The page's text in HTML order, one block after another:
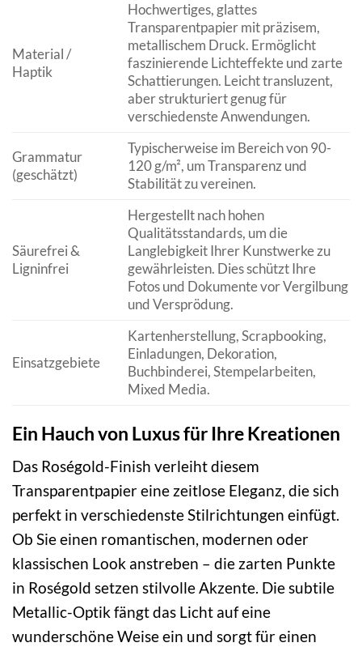
Material /
Haptik
Hochwertiges, glattes
Transparentpapier mit präzisem,
metallischem Druck. Ermöglicht
faszinierende Lichteffekte und zarte
Schattierungen. Leicht transluzent,
aber strukturiert genug für
verschiedenste Anwendungen.
Grammatur
(geschätzt)
Typischerweise im Bereich von 90-
120 g/m², um Transparenz und
Stabilität zu vereinen.
Säurefrei &
Ligninfrei
Hergestellt nach hohen
Qualitätsstandards, um die
Langlebigkeit Ihrer Kunstwerke zu
gewährleisten. Dies schützt Ihre
Fotos und Dokumente vor Vergilbung
und Versprödung.
Einsatzgebiete
Kartenherstellung, Scrapbooking,
Einladungen, Dekoration,
Buchbinderei, Stempelarbeiten,
Mixed Media.
Ein Hauch von Luxus für Ihre Kreationen
Das Roségold-Finish verleiht diesem
Transparentpapier eine zeitlose Eleganz, die sich
perfekt in verschiedenste Stilrichtungen einfügt.
Ob Sie einen romantischen, modernen oder
klassischen Look anstreben – die zarten Punkte
in Roségold setzen stilvolle Akzente. Die subtile
Metallic-Optik fängt das Licht auf eine
wunderschöne Weise ein und sorgt für einen